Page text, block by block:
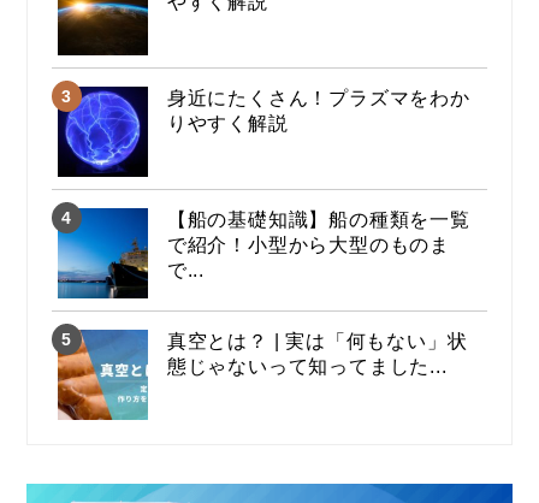
身近にたくさん！プラズマをわか
りやすく解説
【船の基礎知識】船の種類を一覧
で紹介！小型から大型のものま
で...
真空とは？ | 実は「何もない」状
態じゃないって知ってました...